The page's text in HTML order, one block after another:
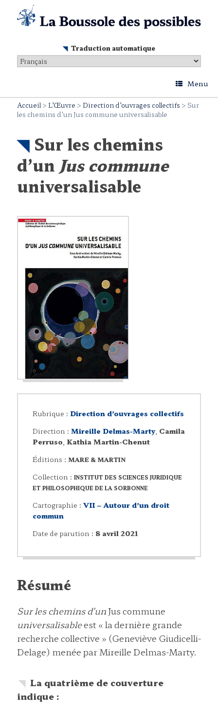
content
Traduction automatique
Menu
Accueil> L’Œuvre > Direction d’ouvrages collectifs > Sur
les chemins d’un Jus commune universalisable
Sur les chemins
d’un Jus commune
universalisable
Rubrique : Direction d’ouvrages collectifs
Direction : Mireille Delmas-Marty, Camila
Perruso, Kathia Martin-Chenut
Éditions : MARE & MARTIN
Collection : INSTITUT DES SCIENCES JURIDIQUE
ET PHILOSOPHIQUE DE LA SORBONNE
Cartographie : VII – Autour d’un droit
commun
Date de parution : 8 avril 2021
Résumé
Sur les chemins d’unJus commune
universalisableest « la dernière grande
recherche collective » (Geneviève Giudicelli-
Delage) menée par Mireille Delmas-Marty.
La quatrième de couverture
indique :